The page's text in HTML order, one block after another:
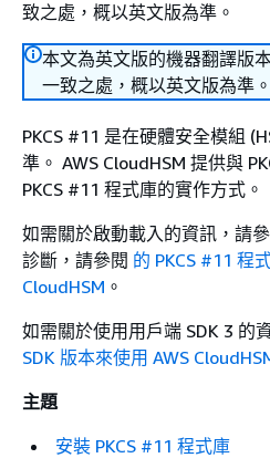
致之處，概以英文版為準。
本文為英文版的機器翻譯版
一致之處，概以英文版為準。
PKCS #11 是在硬體安全模組
準。 AWS CloudHSM 提供與
PKCS #11 程式庫的實作方式。
如需關於啟動載入的資訊，請
診斷，請參閱 的 PKCS #11 程
CloudHSM 。
如需關於使用用戶端 SDK 3 的
SDK 版本來使用 AWS
主題
安裝 PKCS #11 程式庫